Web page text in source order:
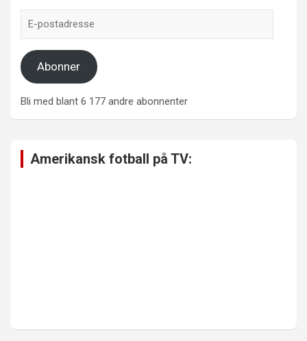
postadresse
Abonner
Bli med blant 6 177 andre abonnenter
Amerikansk fotball på TV: